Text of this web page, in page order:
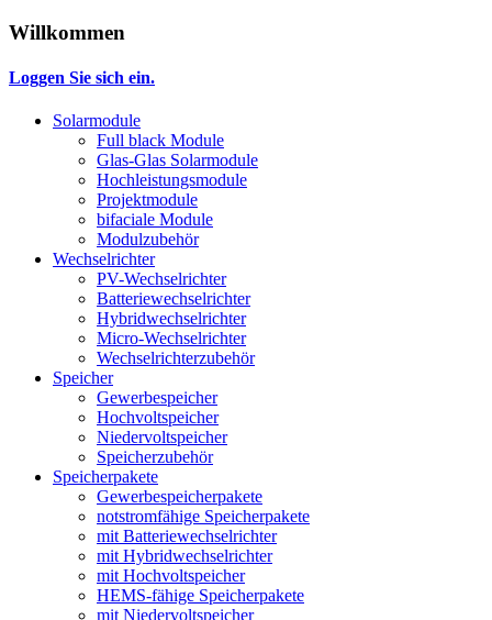
Willkommen
Loggen Sie sich ein.
Solarmodule
Full black Module
Glas-Glas Solarmodule
Hochleistungsmodule
Projektmodule
bifaciale Module
Modulzubehör
Wechselrichter
PV-Wechselrichter
Batteriewechselrichter
Hybridwechselrichter
Micro-Wechselrichter
Wechselrichterzubehör
Speicher
Gewerbespeicher
Hochvoltspeicher
Niedervoltspeicher
Speicherzubehör
Speicherpakete
Gewerbespeicherpakete
notstromfähige Speicherpakete
mit Batteriewechselrichter
mit Hybridwechselrichter
mit Hochvoltspeicher
HEMS-fähige Speicherpakete
mit Niedervoltspeicher